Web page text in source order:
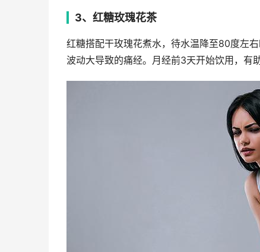
3、红糖玫瑰花茶
红糖搭配干玫瑰花煮水，待水温降至80度左
波动大导致的痛经。月经前3天开始饮用，有